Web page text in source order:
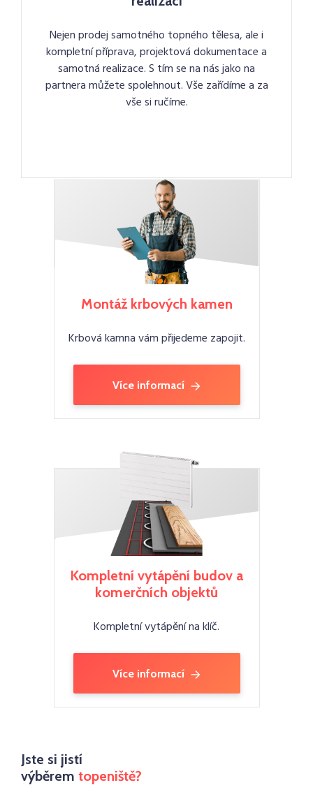
Nejen prodej samotného topného tělesa, ale i
kompletní příprava, projektová dokumentace a
samotná realizace. S tím se na nás jako na
partnera můžete spolehnout. Vše zařídíme a za
vše si ručíme.
Montáž krbových kamen
Krbová kamna vám přijedeme zapojit.
Více informací
Kompletní vytápění budov a
komerčních objektů
Kompletní vytápění na klíč.
Více informací
Jste si jistí
výběrem topeniště?